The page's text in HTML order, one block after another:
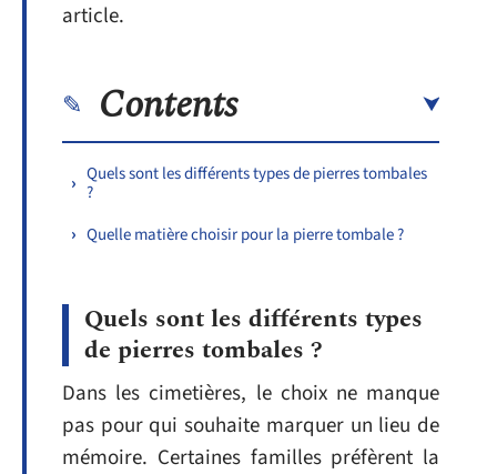
article.
Contents
Quels sont les différents types de pierres tombales
?
Quelle matière choisir pour la pierre tombale ?
Quels sont les différents types
de pierres tombales ?
Dans les cimetières, le choix ne manque
pas pour qui souhaite marquer un lieu de
mémoire. Certaines familles préfèrent la